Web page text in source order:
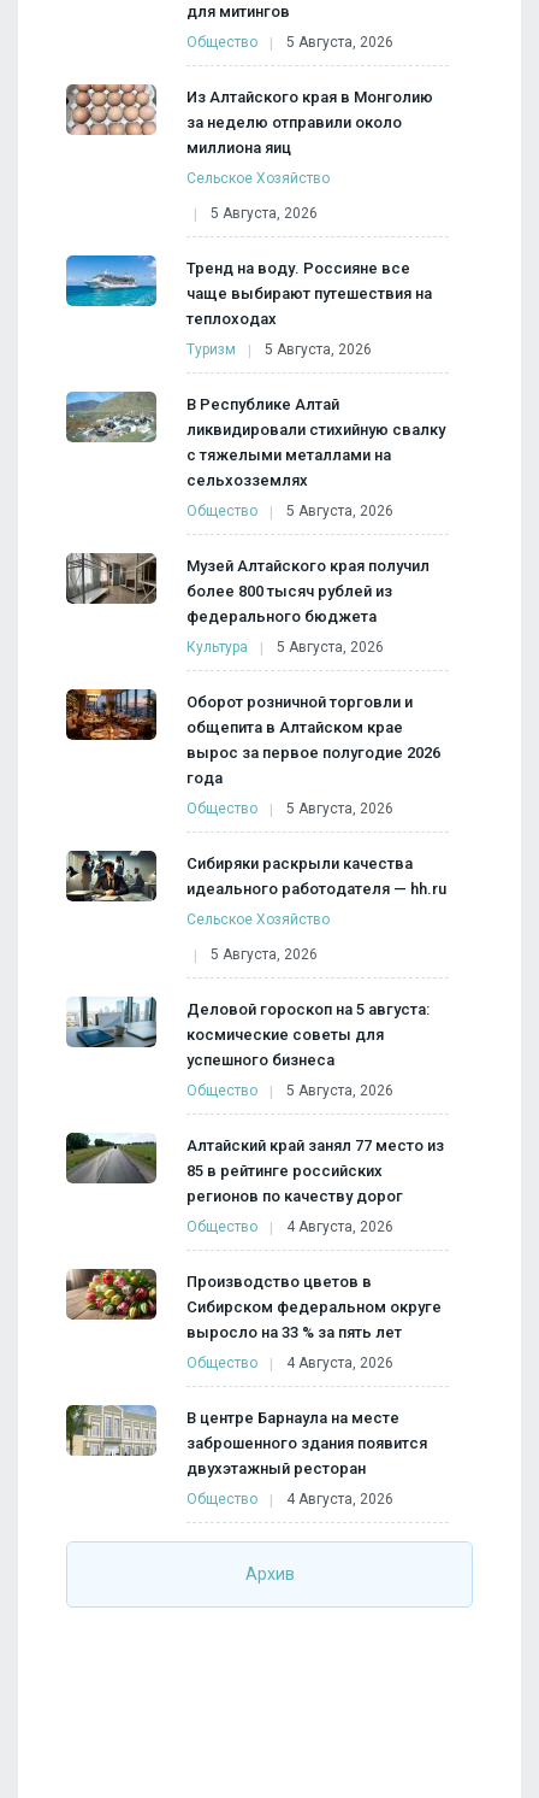
для митингов
Общество 5 Августа, 2026
Из Алтайского края в Монголию
за неделю отправили около
миллиона яиц
Сельское Хозяйство
5 Августа, 2026
Тренд на воду. Россияне все
чаще выбирают путешествия на
теплоходах
Туризм 5 Августа, 2026
В Республике Алтай
ликвидировали стихийную свалку
с тяжелыми металлами на
сельхозземлях
Общество 5 Августа, 2026
Музей Алтайского края получил
более 800 тысяч рублей из
федерального бюджета
Культура 5 Августа, 2026
Оборот розничной торговли и
общепита в Алтайском крае
вырос за первое полугодие 2026
года
Общество 5 Августа, 2026
Сибиряки раскрыли качества
идеального работодателя — hh.ru
Сельское Хозяйство
5 Августа, 2026
Деловой гороскоп на 5 августа:
космические советы для
успешного бизнеса
Общество 5 Августа, 2026
Алтайский край занял 77 место из
85 в рейтинге российских
регионов по качеству дорог
Общество 4 Августа, 2026
Производство цветов в
Сибирском федеральном округе
выросло на 33 % за пять лет
Общество 4 Августа, 2026
В центре Барнаула на месте
заброшенного здания появится
двухэтажный ресторан
Общество 4 Августа, 2026
Архив